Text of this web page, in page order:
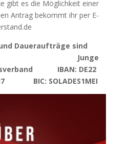
gibt es die Möglichkeit einer
Antrag bekommt ihr per E-
Daueraufträge sind
Junge
IBAN: DE22
37 BIC: SOLADES1MEI